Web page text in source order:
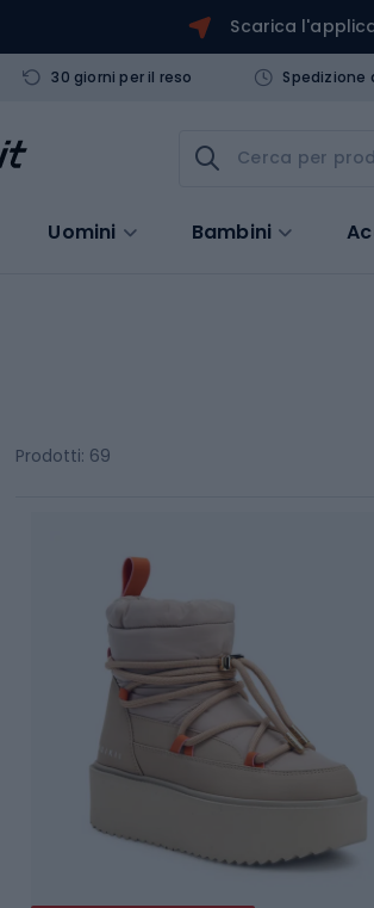
Scarica
30 giorni per il reso Spedizione
Uomini Bambini
Prodotti: 69